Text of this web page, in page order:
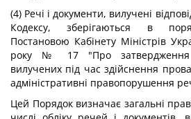
(4) Речі і документи, вилучені
Кодексу, зберігаються в
Постановою Кабінету Міністрів
року № 17 "Про затвердження
вилучених під час здійснення
адміністративні правопорушення
Цей Порядок визначає загальні